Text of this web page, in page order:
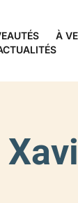
À